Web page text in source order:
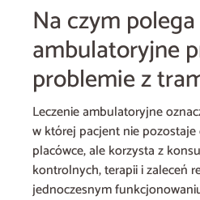
Na czym
ambulatoryjne
problemie z
Leczenie ambulatoryjne
w której pacjent nie
placówce, ale korzysta z
kontrolnych, terapii i zaleceń
jednoczesnym